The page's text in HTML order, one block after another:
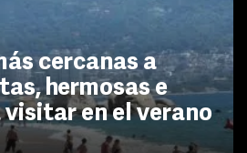
cercanas a
hermosas e
en el verano